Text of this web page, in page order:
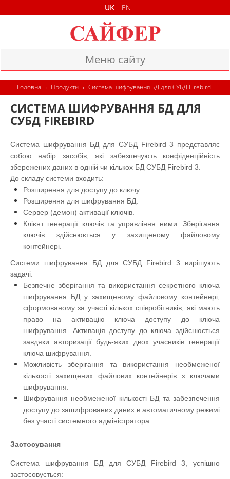
UK EN
Меню сайту
ГОЛОВНА
ПРОДУКТИ
ДОКУМЕНТИ
КОНТАКТИ
Головна › Продукти › Система шифрування БД для СУБД Firebird
СИСТЕМА ШИФРУВАННЯ БД ДЛЯ
СУБД FIREBIRD
Система шифрування БД для СУБД Firebird 3 представляє
собою набір засобів, які забезпечують конфіденційність
збережених даних в одній чи кількох БД СУБД Firebird 3.
До складу системи входить:
Розширення для доступу до ключу.
Розширення для шифрування БД.
Сервер (демон) активації ключів.
Клієнт генерації ключів та управління ними. Зберігання
ключів здійснюється у захищеному файловому
контейнері.
Системи шифрування БД для СУБД Firebird 3 вирішують
задачі:
Безпечне зберігання та використання секретного ключа
шифрування БД у захищеному файловому контейнері,
сформованому за участі кількох співробітників, які мають
право на активацію ключа доступу до ключа
шифрування. Активація доступу до ключа здійснюється
завдяки авторизації будь-яких двох учасників генерації
ключа шифрування.
Можливість зберігання та використання необмеженої
кількості захищених файлових контейнерів з ключами
шифрування.
Шифрування необмеженої кількості БД та забезпечення
доступу до зашифрованих даних в автоматичному режимі
без участі системного адміністратора.
Застосування
Система шифрування БД для СУБД Firebird 3, успішно
застосовується: